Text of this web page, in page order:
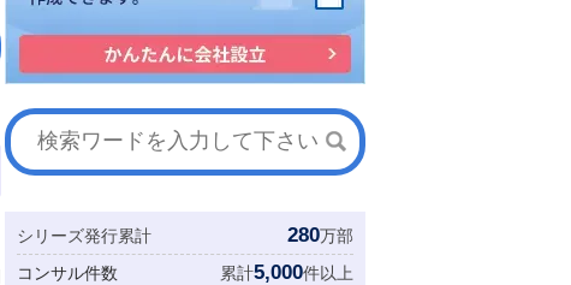
シリーズ発行累計 280万部
コンサル件数
累計5,000件以上